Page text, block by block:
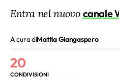
Entra nel nuovo canale
A cura diMattia Giangaspero
20
CONDIVISIONI